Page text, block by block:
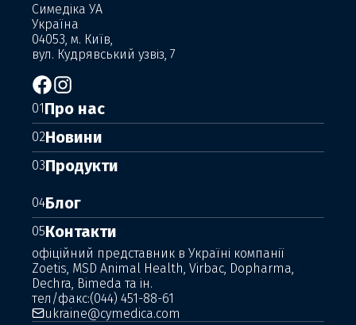
Симедіка УА
Україна
04053, м. Київ,
вул. Кудрявський узвіз, 7
01Про нас
02Новини
03Продукти
04Блог
05Контакти
офіційний представник в Україні компанії
Zoetis, MSD Animal Health, Virbac, Dopharma,
Dechra, Bimeda та ін.
тел/факс:(044) 451-88-61
ukraine@cymedica.com